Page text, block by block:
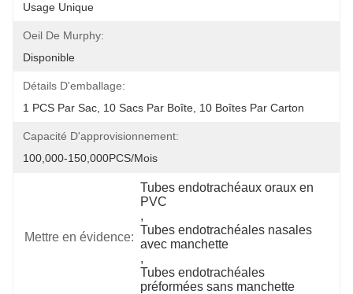
Usage Unique
Oeil De Murphy:
Disponible
Détails D'emballage:
1 PCS Par Sac, 10 Sacs Par Boîte, 10 Boîtes Par Carton
Capacité D'approvisionnement:
100,000-150,000PCS/mois
Mettre en évidence:
Tubes endotrachéaux oraux en
PVC
,
Tubes endotrachéales nasales
avec manchette
,
Tubes endotrachéales
préformées sans manchette